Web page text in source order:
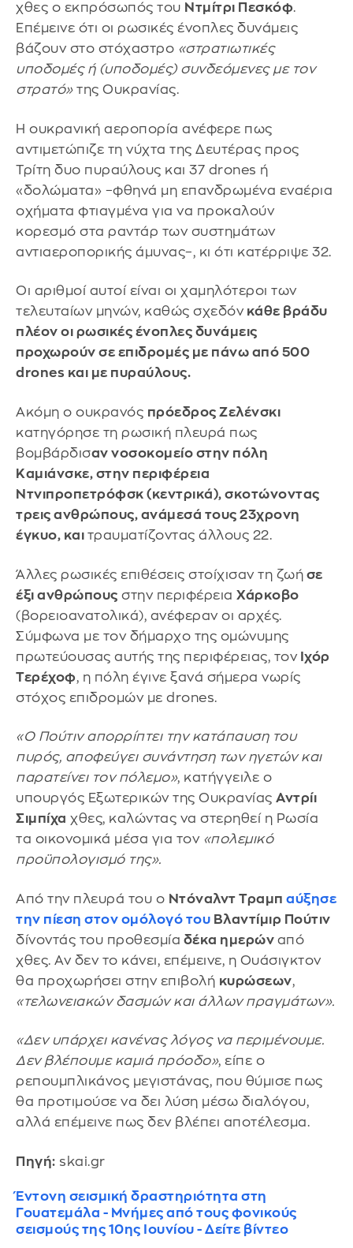
χθες ο εκπρόσωπός του Ντμίτρι Πεσκόφ.
Επέμεινε ότι οι ρωσικές ένοπλες δυνάμεις
βάζουν στο στόχαστρο «στρατιωτικές
υποδομές ή (υποδομές) συνδεόμενες με τον
στρατό»της Ουκρανίας.
Η ουκρανική αεροπορία ανέφερε πως
αντιμετώπιζε τη νύχτα της Δευτέρας προς
Τρίτη δυο πυραύλους και 37 drones ή
«δολώματα» –φθηνά μη επανδρωμένα εναέρια
οχήματα φτιαγμένα για να προκαλούν
κορεσμό στα ραντάρ των συστημάτων
αντιαεροπορικής άμυνας–, κι ότι κατέρριψε 32.
Οι αριθμοί αυτοί είναι οι χαμηλότεροι των
τελευταίων μηνών, καθώς σχεδόν κάθε βράδυ
πλέον οι ρωσικές ένοπλες δυνάμεις
προχωρούν σε επιδρομές με πάνω από 500
drones και με πυραύλους.
Ακόμη ο ουκρανός πρόεδρος Ζελένσκι
κατηγόρησε τη ρωσική πλευρά πως
βομβάρδισαν νοσοκομείο στην πόλη
Καμιάνσκε, στην περιφέρεια
Ντνιπροπετρόφσκ (κεντρικά), σκοτώνοντας
τρεις ανθρώπους, ανάμεσά τους 23χρονη
έγκυο, και τραυματίζοντας άλλους 22.
Άλλες ρωσικές επιθέσεις στοίχισαν τη ζωή σε
έξι ανθρώπους στην περιφέρεια Χάρκοβο
(βορειοανατολικά), ανέφεραν οι αρχές.
Σύμφωνα με τον δήμαρχο της ομώνυμης
πρωτεύουσας αυτής της περιφέρειας, τον Ιχόρ
Τερέχοφ, η πόλη έγινε ξανά σήμερα νωρίς
στόχος επιδρομών με drones.
«Ο Πούτιν απορρίπτει την κατάπαυση του
πυρός, αποφεύγει συνάντηση των ηγετών και
παρατείνει τον πόλεμο», κατήγγειλε ο
υπουργός Εξωτερικών της Ουκρανίας Αντρίι
Σιμπίχα χθες, καλώντας να στερηθεί η Ρωσία
τα οικονομικά μέσα για τον «πολεμικό
προϋπολογισμό της».
Από την πλευρά του ο Ντόναλντ Τραμπ αύξησε
την πίεση στον ομόλογό του Βλαντίμιρ Πούτιν
δίνοντάς του προθεσμία δέκα ημερών από
χθες. Αν δεν το κάνει, επέμεινε, η Ουάσιγκτον
θα προχωρήσει στην επιβολή κυρώσεων,
«τελωνειακών δασμών και άλλων πραγμάτων».
«Δεν υπάρχει κανένας λόγος να περιμένουμε.
Δεν βλέπουμε καμιά πρόοδο», είπε ο
ρεπουμπλικάνος μεγιστάνας, που θύμισε πως
θα προτιμούσε να δει λύση μέσω διαλόγου,
αλλά επέμεινε πως δεν βλέπει αποτέλεσμα.
Πηγή: skai.gr
Έντονη σεισμική δραστηριότητα στη
Γουατεμάλα - Μνήμες από τους φονικούς
σεισμούς της 10ης Ιουνίου - Δείτε βίντεο